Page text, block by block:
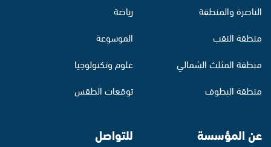
الناصرة والمنطقة
منطقة النقب
منطقة المثلث الشمالي
منطقة البطوف
رياضة
الموسوعة
علوم وتكنولوجيا
توقعات الطقس
عن المؤسسة للتواصل